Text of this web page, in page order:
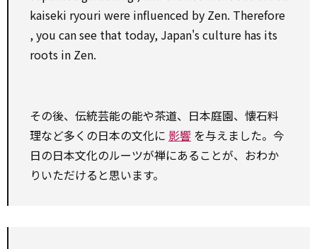
kaiseki ryouri were influenced by Zen. Therefore
, you cansee that today, Japan's culture has its
roots in Zen.
その後、伝統芸能の能や茶道、日本庭園、懐石料
理など多くの日本の文化に 影響 を与えました。今
日の日本文化のルーツが禅にあることが、おわか
りいただけると思います。